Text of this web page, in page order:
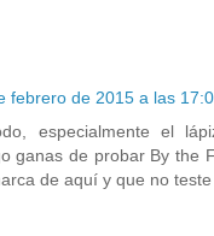
febrero de 2015 a las
especialmente el
ganas de probar By the
de aquí y que no